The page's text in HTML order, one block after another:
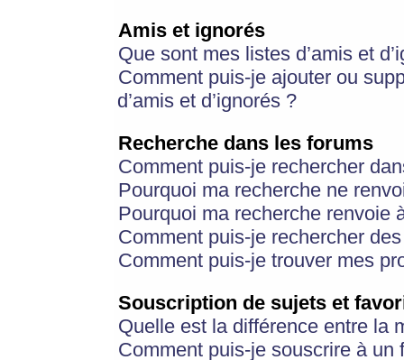
Amis et ignorés
Que sont mes listes d’amis et
Comment puis-je ajouter ou
d’amis et d’ignorés ?
Recherche dans les forums
Comment puis-je rechercher
Pourquoi ma recherche ne
Pourquoi ma recherche renvoie
Comment puis-je rechercher
Comment puis-je trouver mes
Souscription de sujets et
Quelle est la différence entre la
Comment puis-je souscrire à